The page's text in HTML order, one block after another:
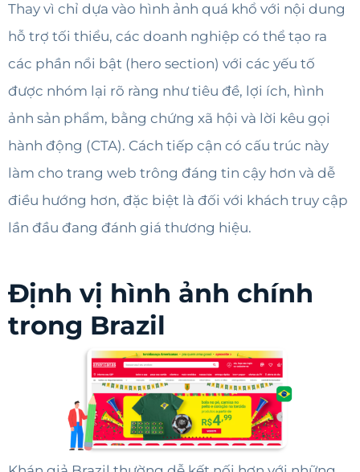
Thay vì chỉ dựa vào hình ảnh quá khổ với nội dung
hỗ trợ tối thiểu, các doanh nghiệp có thể tạo ra
các phần nổi bật (hero section) với các yếu tố
được nhóm lại rõ ràng như tiêu đề, lợi ích, hình
ảnh sản phẩm, bằng chứng xã hội và lời kêu gọi
hành động (CTA). Cách tiếp cận có cấu trúc này
làm cho trang web trông đáng tin cậy hơn và dễ
điều hướng hơn, đặc biệt là đối với khách truy cập
lần đầu đang đánh giá thương hiệu.
Định vị hình ảnh chính
trong Brazil